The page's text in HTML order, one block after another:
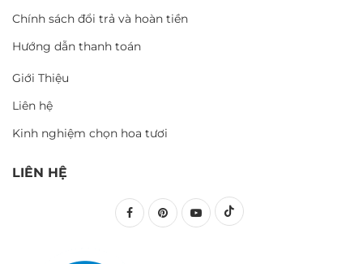
Chính sách đổi trả và hoàn tiền
Hướng dẫn thanh toán
Giới Thiệu
Liên hệ
Kinh nghiệm chọn hoa tươi
LIÊN HỆ